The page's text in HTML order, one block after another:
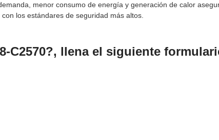
menor consumo de energía y generación de calor
los estándares de seguridad más altos.
C2570?, llena el siguiente